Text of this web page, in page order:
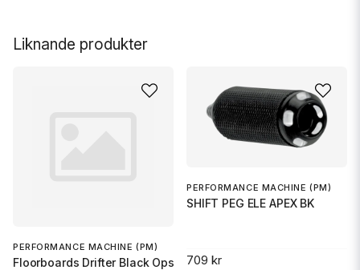
Liknande produkter
PERFORMANCE MACHINE (PM)
Floorboards Drifter Black Ops
PERFORMANCE MACHINE (PM)
SHIFT PEG ELE APEX BK
709 kr